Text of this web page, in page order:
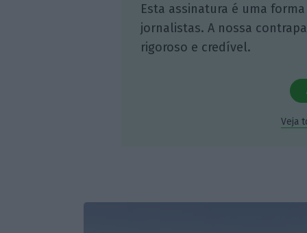
Esta assinatura é uma
jornalistas. A nossa
rigoroso e credível.
Veja